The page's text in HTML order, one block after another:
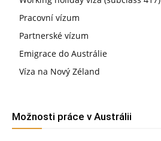
Pracovní vízum
Partnerské vízum
Emigrace do Austrálie
Víza na Nový Zéland
Možnosti práce v Austrálii